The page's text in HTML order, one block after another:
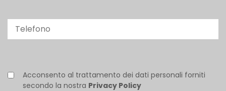
Acconsento al trattamento dei dati personali forniti
secondo la nostra Privacy Policy